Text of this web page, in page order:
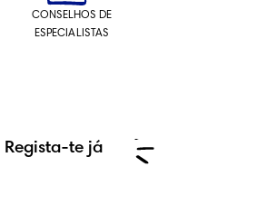
CONSELHOS DE
ESPECIALISTAS
Regista-te já